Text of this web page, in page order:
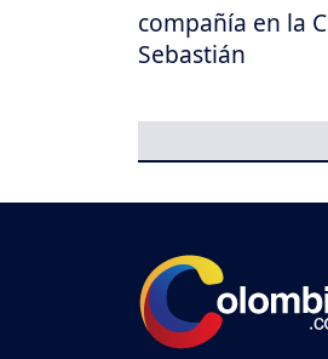
compañía en la
Sebastián